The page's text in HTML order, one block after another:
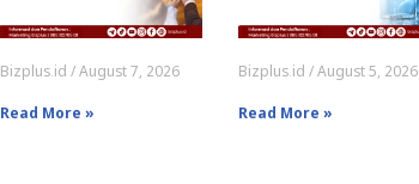
Bizplus.id August 7, 2026
Read More »
Bizplus.id August 5, 2026
Read More »